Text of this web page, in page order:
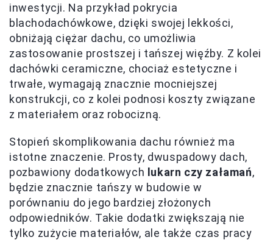
inwestycji. Na przykład pokrycia
blachodachówkowe, dzięki swojej lekkości,
obniżają ciężar dachu, co umożliwia
zastosowanie prostszej i tańszej więźby. Z kolei
dachówki ceramiczne, chociaż estetyczne i
trwałe, wymagają znacznie mocniejszej
konstrukcji, co z kolei podnosi koszty związane
z materiałem oraz robocizną.
Stopień skomplikowania dachu również ma
istotne znaczenie. Prosty, dwuspadowy dach,
pozbawiony dodatkowych lukarn czy załamań,
będzie znacznie tańszy w budowie w
porównaniu do jego bardziej złożonych
odpowiedników. Takie dodatki zwiększają nie
tylko zużycie materiałów, ale także czas pracy